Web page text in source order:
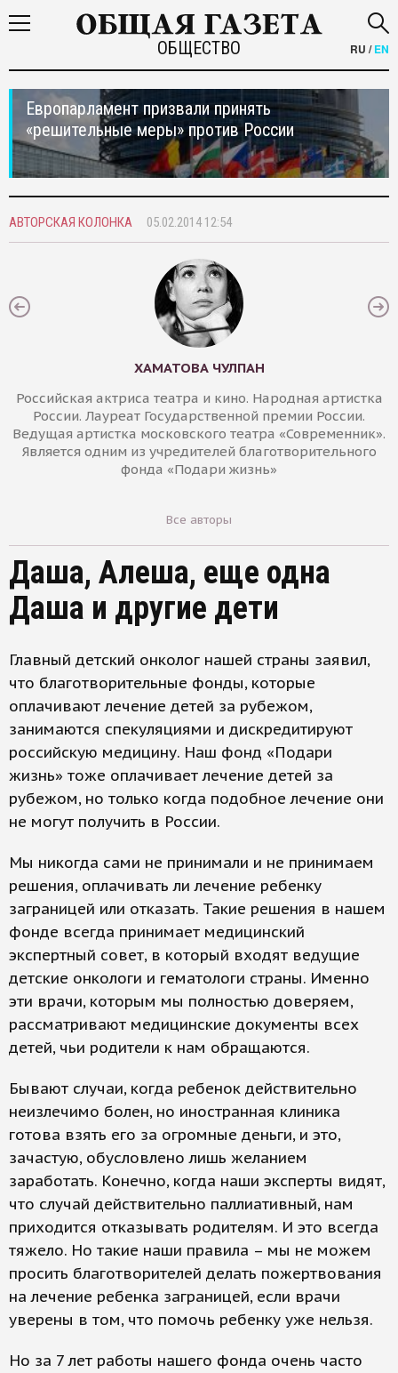
ОБЩЕСТВО RU /EN
Европарламент призвали принять
«решительные меры» против России
АВТОРСКАЯ КОЛОНКА 05.02.2014 12:54
ХАМАТОВА ЧУЛПАН
Российская актриса театра и кино. Народная артистка
России. Лауреат Государственной премии России.
Ведущая артистка московского театра «Современник».
Является одним из учредителей благотворительного
фонда «Подари жизнь»
Все авторы
Даша, Алеша, еще одна
Даша и другие дети
Главный детский онколог нашей страны заявил,
что благотворительные фонды, которые
оплачивают лечение детей за рубежом,
занимаются спекуляциями и дискредитируют
российскую медицину. Наш фонд «Подари
жизнь» тоже оплачивает лечение детей за
рубежом, но только когда подобное лечение они
не могут получить в России.
Мы никогда сами не принимали и не принимаем
решения, оплачивать ли лечение ребенку
заграницей или отказать. Такие решения в нашем
фонде всегда принимает медицинский
экспертный совет, в который входят ведущие
детские онкологи и гематологи страны. Именно
эти врачи, которым мы полностью доверяем,
рассматривают медицинские документы всех
детей, чьи родители к нам обращаются.
Бывают случаи, когда ребенок действительно
неизлечимо болен, но иностранная клиника
готова взять его за огромные деньги, и это,
зачастую, обусловлено лишь желанием
заработать. Конечно, когда наши эксперты видят,
что случай действительно паллиативный, нам
приходится отказывать родителям. И это всегда
тяжело. Но такие наши правила – мы не можем
просить благотворителей делать пожертвования
на лечение ребенка заграницей, если врачи
уверены в том, что помочь ребенку уже нельзя.
Но за 7 лет работы нашего фонда очень часто